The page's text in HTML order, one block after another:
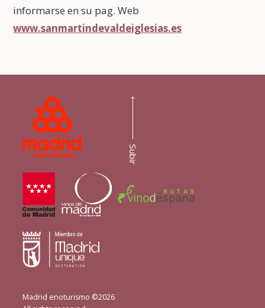
informarse en su pag. Web
www.sanmartindevaldeiglesias.es
Madrid enoturismo ©2026
Subir